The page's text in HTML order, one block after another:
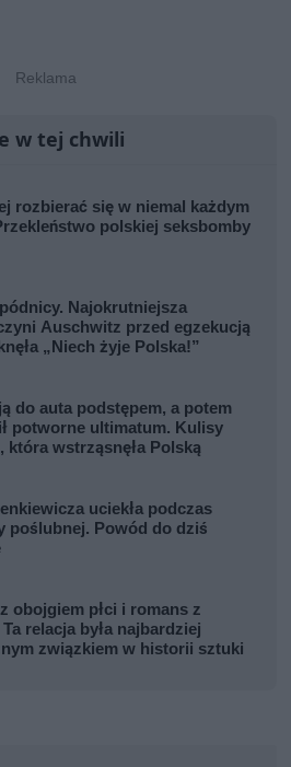
w tej chwili
rozbierać się w niemal każdym
polskiej seksbomby
Najokrutniejsza
Auschwitz przed egzekucją
„Niech żyje Polska!”
do auta podstępem, a potem
potworne ultimatum. Kulisy
która wstrząsnęła Polską
uciekła podczas
poślubnej. Powód do dziś
obojgiem płci i romans z
relacja była najbardziej
związkiem w historii sztuki